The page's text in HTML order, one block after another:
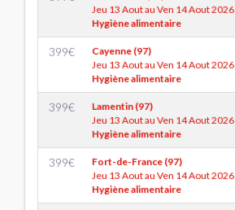
Jeu 13 Aout au Ven 14 Aout 2026
Hygiène alimentaire
399€
Cayenne (97)
Jeu 13 Aout au Ven 14 Aout 2026
Hygiène alimentaire
399€
Lamentin (97)
Jeu 13 Aout au Ven 14 Aout 2026
Hygiène alimentaire
399€
Fort-de-France (97)
Jeu 13 Aout au Ven 14 Aout 2026
Hygiène alimentaire